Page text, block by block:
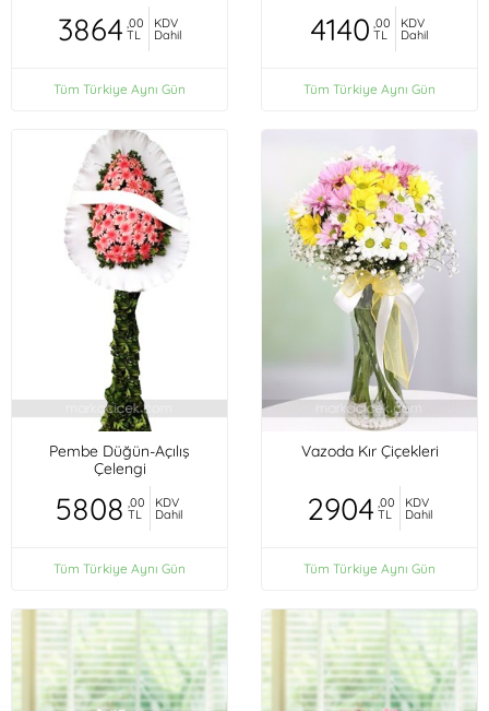
3864 ,00
TL
KDV
Dahil
Tüm Türkiye Aynı Gün
4140 ,00
TL
KDV
Dahil
Tüm Türkiye Aynı Gün
Pembe Düğün-Açılış
Çelengi
5808 ,00
TL
KDV
Dahil
Tüm Türkiye Aynı Gün
Vazoda Kır Çiçekleri
2904 ,00
TL
KDV
Dahil
Tüm Türkiye Aynı Gün